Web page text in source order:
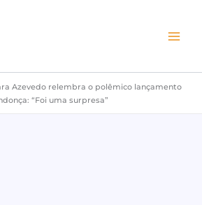
Azevedo relembra o polêmico lançamento
“Foi uma surpresa”